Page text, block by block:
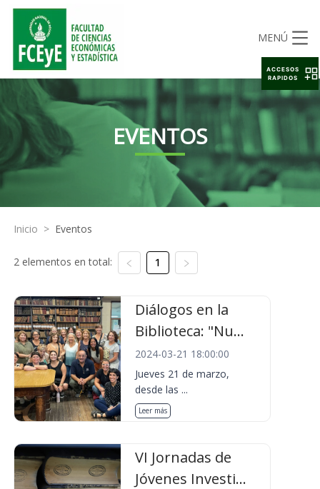
MENÚ
EVENTOS
Inicio > Eventos
2 elementos en total: 1
Diálogos en la
Biblioteca: "Nu...
2024-03-21 18:00:00
Jueves 21 de marzo,
desde las ...
Leer más
VI Jornadas de
Jóvenes Investi...
ACCESOS
RAPIDOS